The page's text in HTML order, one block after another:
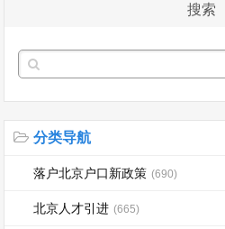
搜索
分类导航
落户北京户口新政策 (690)
北京人才引进 (665)